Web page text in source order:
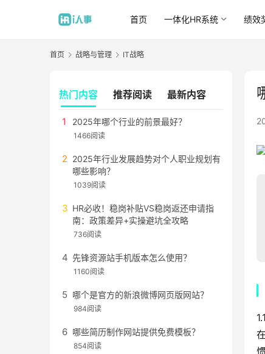
首页 一体化HR系统 绩效
首页 战略与管理 IT战略
热门内容 推荐阅读 最新内容
2025年哪个行业的前景最好？
1466阅读
2025年行业发展趋势对个人职业规划有
哪些影响？
1039阅读
HR必收！稳岗补贴VS稳岗返还申请指
南：政策差异+实操避坑全攻略
736阅读
先锋资源站手机版本怎么使用？
1160阅读
哪个是官方的新浪微博网页版网站？
984阅读
哪些简历制作网站提供免费模板？
854阅读